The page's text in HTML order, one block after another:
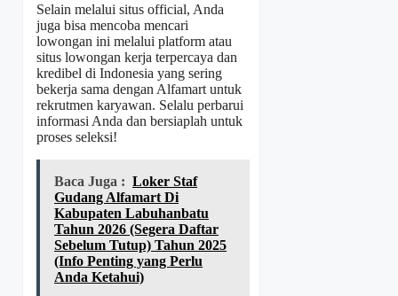
Selain melalui situs official, Anda
juga bisa mencoba mencari
lowongan ini melalui platform atau
situs lowongan kerja terpercaya dan
kredibel di Indonesia yang sering
bekerja sama dengan Alfamart untuk
rekrutmen karyawan. Selalu perbarui
informasi Anda dan bersiaplah untuk
proses seleksi!
Baca Juga : Loker Staf
Gudang Alfamart Di
Kabupaten Labuhanbatu
Tahun 2026 (Segera Daftar
Sebelum Tutup) Tahun 2025
(Info Penting yang Perlu
Anda Ketahui)